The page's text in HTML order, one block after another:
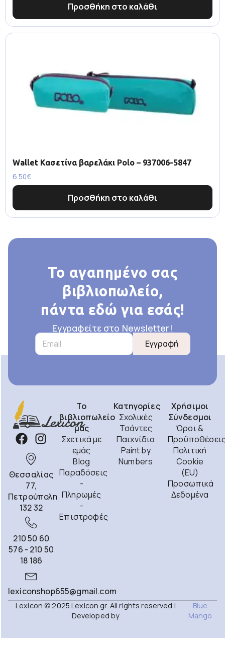
Προσθήκη στο καλάθι
Wallet Κασετίνα βαρελάκι Polo – 937006-5847
6.50€
Προσθήκη στο καλάθι
Το αγαπημένο σας
βιβλιοπωλείο,
πάντα εδώ για εσάς!
Εγγραφείτε στο Newsletter!
Εγγραφή
Θεσσαλίας
77,
Πετρούπολη
132 32
210 50 60
576 - 210 50
18 186
lexiconshop655@gmail.com
Το
βιβλιοπωλείο
μας
Σχετικά με
εμάς
Blog
Παραδόσεις
-
Πληρωμές
-
Επιστροφές
Κατηγορίες
Σχολικές
Τσάντες
Παιχνίδια
Paint by
Numbers
Χρήσιμοι
Σύνδεσμοι
Όροι &
Πολιτική
Cookie
(EU)
Προσωπικά
Δεδομένα
Lexicon © 2025 Lexicon.gr. All rights reserved |
Developed by
Blue
Mango